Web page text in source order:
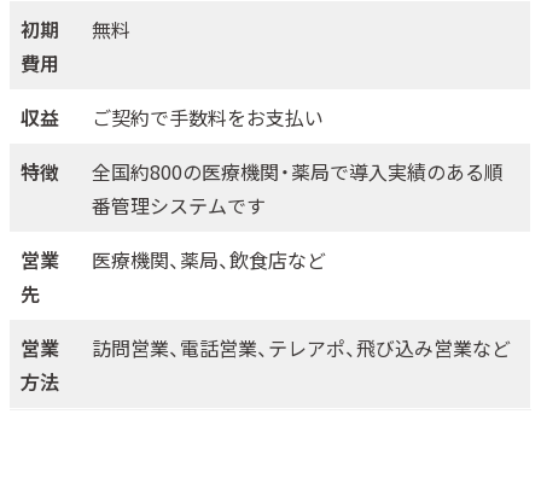
初期
費用
無料
収益
ご契約で手数料をお支払い
特徴
全国約800の医療機関・薬局で導入実績のある順
番管理システムです
営業
先
医療機関、薬局、飲食店など
営業
方法
訪問営業、電話営業、テレアポ、飛び込み営業など